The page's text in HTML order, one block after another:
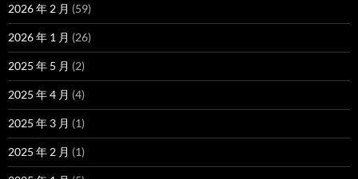
2026 年 2 月 (59)
2026 年 1 月 (26)
2025 年 5 月 (2)
2025 年 4 月 (4)
2025 年 3 月 (1)
2025 年 2 月 (1)